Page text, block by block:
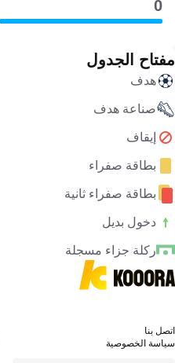
0
مفتاح الجدول
هدف
صناعة هدف
إيقاف
بطاقة صفراء
بطاقة صفراء ثانية
دخول بديل
ركلة جزاء مسجلة
اتصل بنا
سياسة الخصوصية